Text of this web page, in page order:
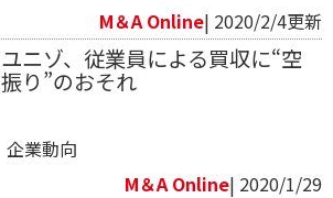
M＆A Online| 2020/2/4更新
ユニゾ、従業員による買収に“空
振り”のおそれ
企業動向
M＆A Online| 2020/1/29